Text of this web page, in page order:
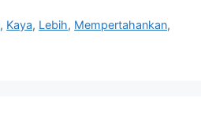
, Kaya, Lebih, Mempertahankan,